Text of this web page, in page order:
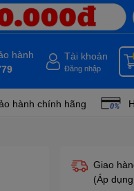
hành
Tài khoản
Đăng nhập
hành chính hãng
Giao
(Áp